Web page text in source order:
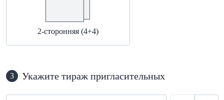
2-сторонняя (4+4)
3 Укажите тираж пригласительных